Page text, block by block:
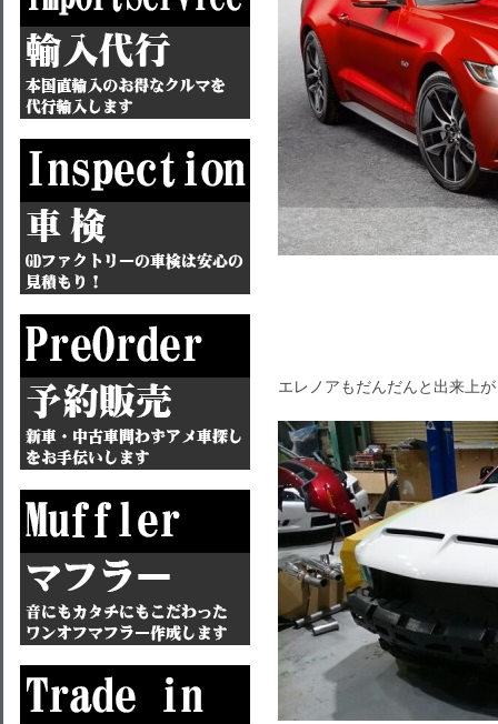
エレノアもだんだんと出来上